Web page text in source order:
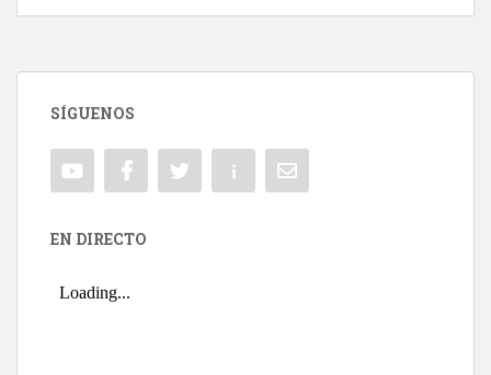
SÍGUENOS
EN DIRECTO